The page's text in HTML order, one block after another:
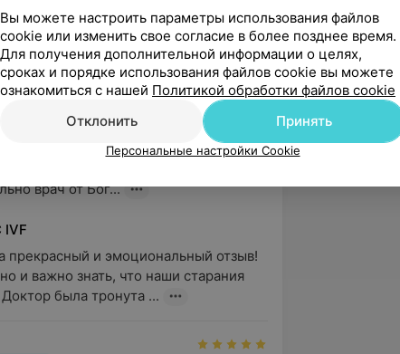
Мы очень рады слышать
новости! Поздравляем Вашу
радостным событием! Д...
огромную благодарность нашему
Филимоненкова Вероника Юрьевна.
врач от Бог...
IVF
прекрасный и эмоциональный отзыв!
и важно знать, что наши старания
была тронута ...
Вы можете настроить параметры использования файлов
cookie или изменить свое согласие в более позднее время.
Для получения дополнительной информации о целях,
сроках и порядке использования файлов cookie вы можете
ознакомиться с нашей Политикой обработки файлов cookie
Отклонить
Принять
Персональные настройки Cookie